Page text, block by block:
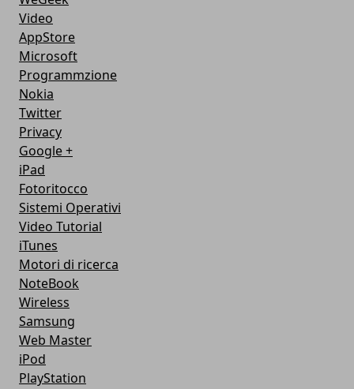
Video
AppStore
Microsoft
Programmzione
Nokia
Twitter
Privacy
Google +
iPad
Fotoritocco
Sistemi Operativi
Video Tutorial
iTunes
Motori di ricerca
NoteBook
Wireless
Samsung
Web Master
iPod
PlayStation